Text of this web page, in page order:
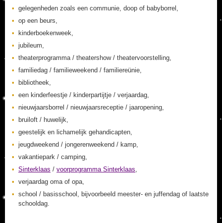
gelegenheden zoals een communie, doop of babyborrel,
op een beurs,
kinderboekenweek,
jubileum,
theaterprogramma / theatershow / theatervoorstelling,
familiedag / familieweekend / familiereünie,
bibliotheek,
een kinderfeestje / kinderpartijtje / verjaardag,
nieuwjaarsborrel / nieuwjaarsreceptie / jaaropening,
bruiloft / huwelijk,
geestelijk en lichamelijk gehandicapten,
jeugdweekend / jongerenweekend / kamp,
vakantiepark / camping,
Sinterklaas / voorprogramma Sinterklaas,
verjaardag oma of opa,
school / basisschool, bijvoorbeeld meester- en juffendag of laatste
schooldag.